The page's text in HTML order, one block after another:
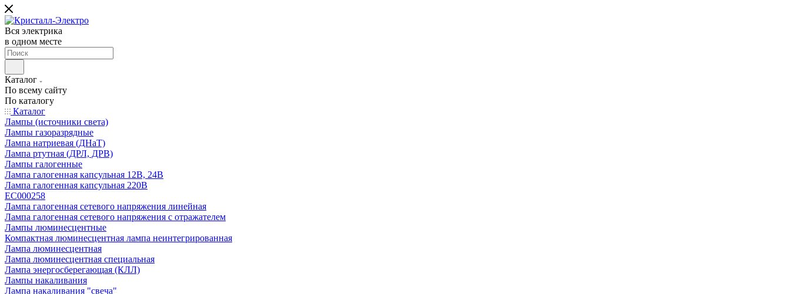
Вся электрика
в одном месте
Каталог
По всему сайту
По каталогу
Каталог
Лампы (источники света)
Лампы газоразрядные
Лампа натриевая (ДНаТ)
Лампа ртутная (ДРЛ, ДРВ)
Лампы галогенные
Лампа галогенная капсульная 12В, 24В
Лампа галогенная капсульная 220В
EC000258
Лампа галогенная сетевого напряжения линейная
Лампа галогенная сетевого напряжения с отражателем
Лампы люминесцентные
Компактная люминесцентная лампа неинтегрированная
Лампа люминесцентная
Лампа люминесцентная специальная
Лампа энергосберегающая (КЛЛ)
Лампы накаливания
Лампа накаливания "свеча"